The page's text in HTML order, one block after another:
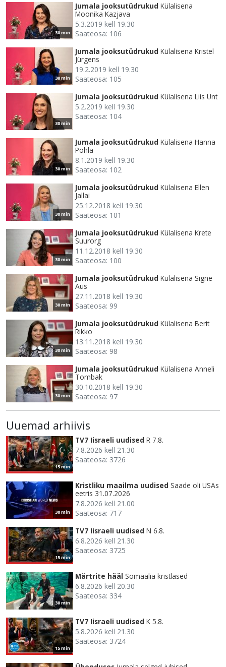
30 min
Jumala jooksutüdrukud Külalisena
Moonika Kazjava
5.3.2019 kell 19.30
Saateosa: 106
30 min
Jumala jooksutüdrukud Külalisena Kristel
Jürgens
19.2.2019 kell 19.30
Saateosa: 105
30 min
Jumala jooksutüdrukud Külalisena Liis Unt
5.2.2019 kell 19.30
Saateosa: 104
30 min
Jumala jooksutüdrukud Külalisena Hanna
Pohla
8.1.2019 kell 19.30
Saateosa: 102
30 min
Jumala jooksutüdrukud Külalisena Ellen
Jallai
25.12.2018 kell 19.30
Saateosa: 101
30 min
Jumala jooksutüdrukud Külalisena Krete
Suurorg
11.12.2018 kell 19.30
Saateosa: 100
30 min
Jumala jooksutüdrukud Külalisena Signe
Aus
27.11.2018 kell 19.30
Saateosa: 99
30 min
Jumala jooksutüdrukud Külalisena Berit
Rikko
13.11.2018 kell 19.30
Saateosa: 98
30 min
Jumala jooksutüdrukud Külalisena Anneli
Tombak
30.10.2018 kell 19.30
Saateosa: 97
Uuemad arhiivis
15 min
TV7 Iisraeli uudised R 7.8.
7.8.2026 kell 21.30
Saateosa: 3726
30 min
Kristliku maailma uudised Saade oli USAs
eetris 31.07.2026
7.8.2026 kell 21.00
Saateosa: 717
15 min
TV7 Iisraeli uudised N 6.8.
6.8.2026 kell 21.30
Saateosa: 3725
30 min
Märtrite hääl Somaalia kristlased
6.8.2026 kell 20.30
Saateosa: 334
15 min
TV7 Iisraeli uudised K 5.8.
5.8.2026 kell 21.30
Saateosa: 3724